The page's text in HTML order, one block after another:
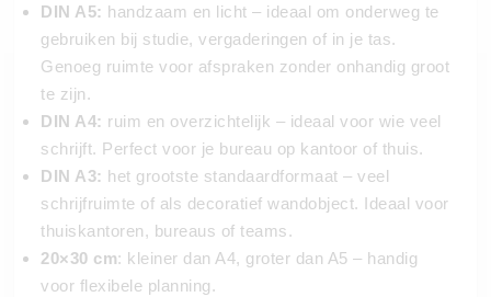
DIN A5: handzaam en licht – ideaal om onderweg te
gebruiken bij studie, vergaderingen of in je tas.
Genoeg ruimte voor afspraken zonder onhandig groot
te zijn.
DIN A4: ruim en overzichtelijk – ideaal voor wie veel
schrijft. Perfect voor je bureau op kantoor of thuis.
DIN A3: het grootste standaardformaat – veel
schrijfruimte of als decoratief wandobject. Ideaal voor
thuiskantoren, bureaus of teams.
20×30 cm: kleiner dan A4, groter dan A5 – handig
voor flexibele planning.